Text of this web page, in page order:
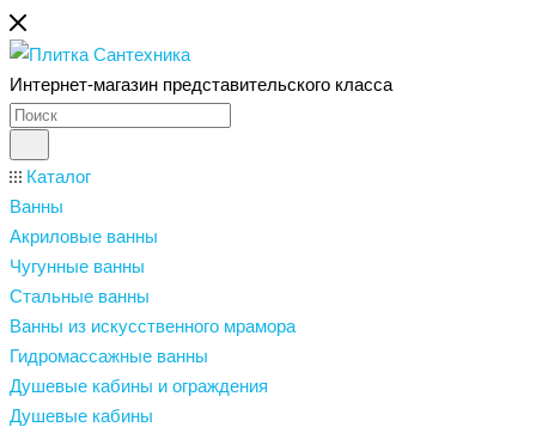
Интернет-магазин представительского класса
Каталог
Ванны
Акриловые ванны
Чугунные ванны
Стальные ванны
Ванны из искусственного мрамора
Гидромассажные ванны
Душевые кабины и ограждения
Душевые кабины